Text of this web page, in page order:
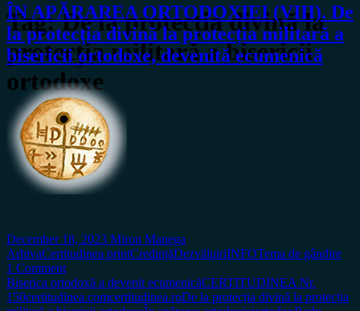
Tag:De la protecția divină la
protecția militară a bisericii
ortodoxe
ÎN APĂRAREA ORTODOXIEI (VIII). De
la protecția divină la protecția militară a
bisericii ortodoxe, devenită ecumenică
December 18, 2023 Miron Manega
ArhivaCertitudinea printCredințăDezvăluiriINFOTema de gândire
1 Comment
Biserica ortodoxă a devenit ecumenicăCERTITUDINEA Nr.
150certitudinea.comcertitudinea.roDe la protecția divină la protecția